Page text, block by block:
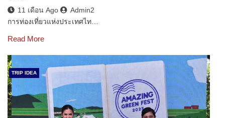
11 เดือน Ago
Admin2
การท่องเที่ยวแห่งประเทศไท…
Read More
TRIP IDEA